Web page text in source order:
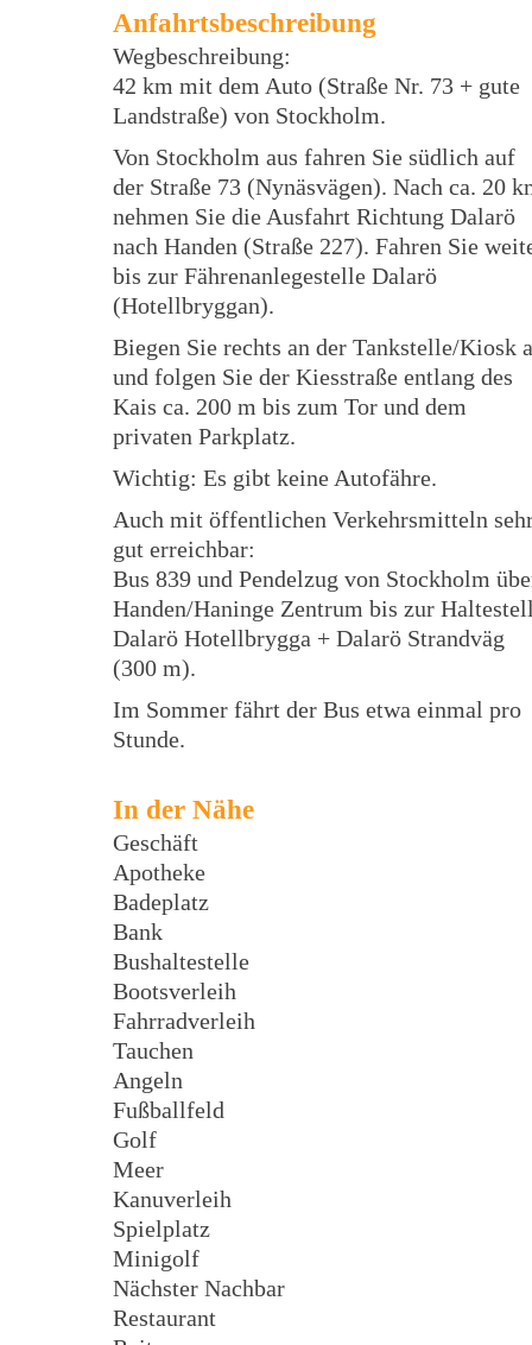
Anfahrtsbeschreibung
Wegbeschreibung:
42 km mit dem Auto (Straße Nr. 73 + gute
Landstraße) von Stockholm.
Von Stockholm aus fahren Sie südlich auf
der Straße 73 (Nynäsvägen). Nach ca. 20
nehmen Sie die Ausfahrt Richtung Dalarö
nach Handen (Straße 227). Fahren Sie
bis zur Fährenanlegestelle Dalarö
(Hotellbryggan).
Biegen Sie rechts an der Tankstelle/Kiosk
und folgen Sie der Kiesstraße entlang des
Kais ca. 200 m bis zum Tor und dem
privaten Parkplatz.
Wichtig: Es gibt keine Autofähre.
Auch mit öffentlichen Verkehrsmitteln
gut erreichbar:
Bus 839 und Pendelzug von Stockholm
Handen/Haninge Zentrum bis zur
Dalarö Hotellbrygga + Dalarö Strandväg
(300 m).
Im Sommer fährt der Bus etwa einmal pro
Stunde.
In der Nähe
Geschäft
Apotheke
Badeplatz
Bank
Bushaltestelle
Bootsverleih
Fahrradverleih
Tauchen
Angeln
Fußballfeld
Golf
Meer
Kanuverleih
Spielplatz
Minigolf
Nächster Nachbar
Restaurant